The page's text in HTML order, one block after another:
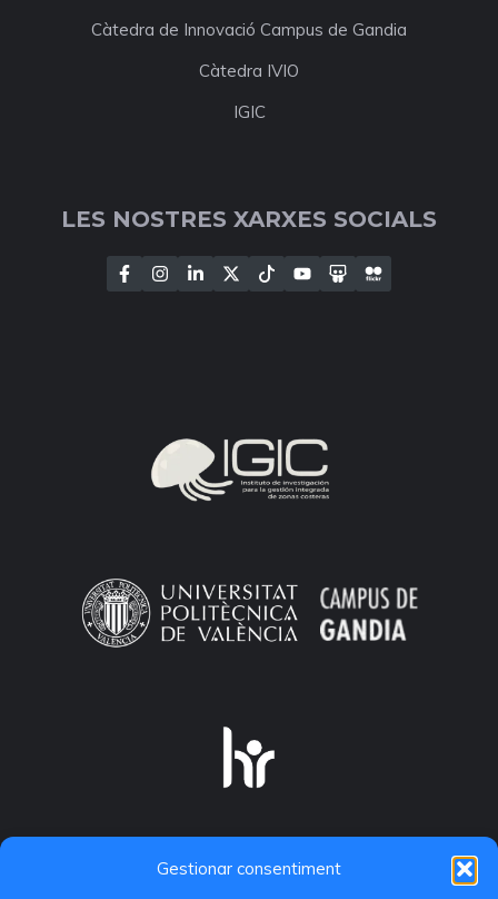
Gestionar consentiment
Càtedra de Innovació Campus de Gandia
Càtedra IVIO
IGIC
LES NOSTRES XARXES SOCIALS